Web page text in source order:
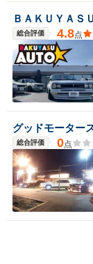
ＢＡＫＵＹＡ
総合評価 4.8点
グッドモーター
総合評価 0点